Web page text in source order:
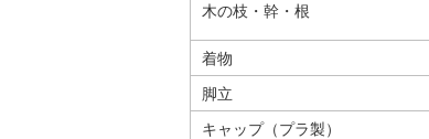
木の枝・幹・根
着物
脚立
キャップ（プラ製）